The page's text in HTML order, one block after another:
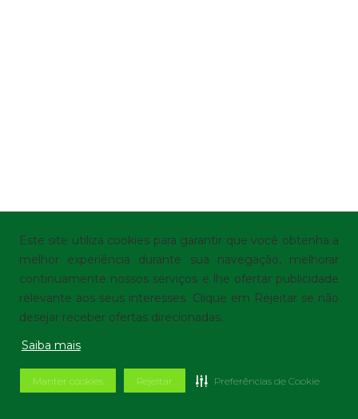
Este site utiliza cookies para garantir que você obtenha a
melhor experiência durante sua navegação, melhorar
continuamente nossos serviços e lhe ofertar publicidade
relevante aos seus interesses. Clique em Rejeitar se não
desejar receber ofertas direcionadas.
Saiba mais
Manter cookies Rejeitar Preferências de Cookie